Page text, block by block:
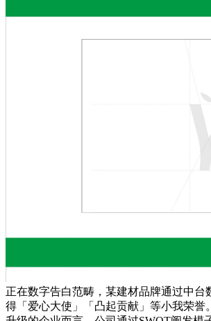
正在数字告白范畴，某建材品牌通过中台
得「爱心大使」「凸起贡献」等小我荣誉